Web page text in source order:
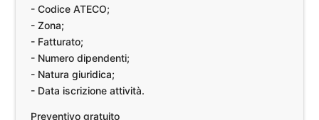
- Codice ATECO;
- Zona;
- Fatturato;
- Numero dipendenti;
- Natura giuridica;
- Data iscrizione attività.
Preventivo gratuito